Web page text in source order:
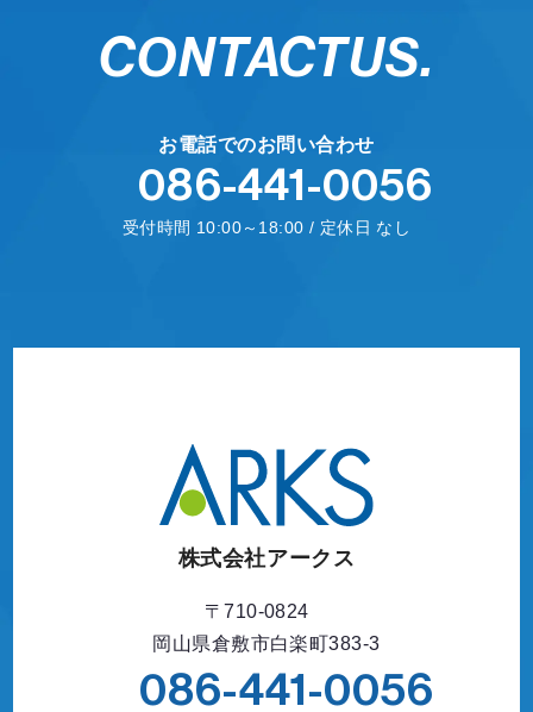
CONTACTUS.
お電話でのお問い合わせ
086-441-0056
受付時間 10:00～18:00 / 定休日 なし
株式会社アークス
〒710-0824
岡山県倉敷市白楽町383-3
086-441-0056